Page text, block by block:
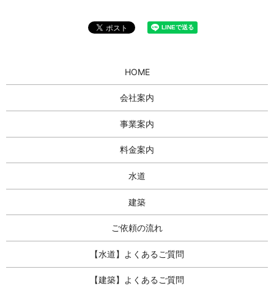
HOME
会社案内
事業案内
料金案内
水道
建築
ご依頼の流れ
【水道】よくあるご質問
【建築】よくあるご質問